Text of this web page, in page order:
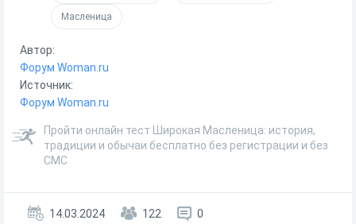
Масленица
Автор:
Форум Woman.ru
Источник:
Форум Woman.ru
Пройти онлайн тест Широкая Масленица: история,
традиции и обычаи бесплатно без регистрации и без
СМС
14.03.2024 122 0